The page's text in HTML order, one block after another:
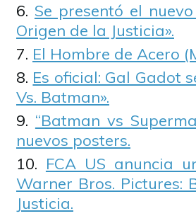
Se presentó el
Origen de la Justicia».
El Hombre de Acero
Es oficial: Gal Gadot
Vs. Batman».
“Batman vs
nuevos posters.
FCA US anuncia
Warner Bros. Pictures:
Justicia.